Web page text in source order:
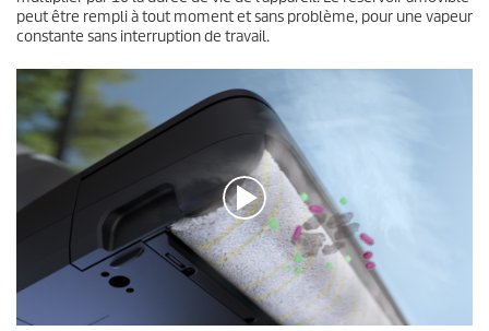
r
0
s
c
o
n
d
e
peut être rempli à tout moment et sans problème, pour une vapeur
constante sans interruption de travail.